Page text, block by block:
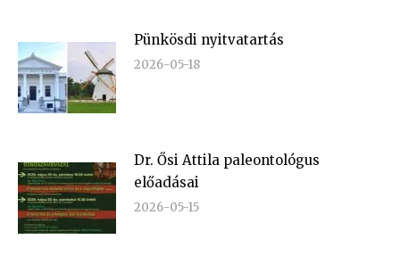
Pünkösdi nyitvatartás
2026-05-18
Dr. Ősi Attila paleontológus
előadásai
2026-05-15